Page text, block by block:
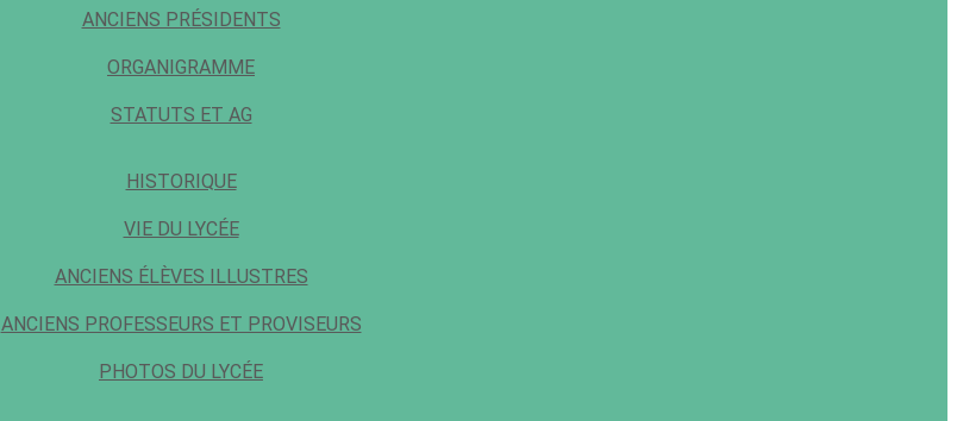
ANCIENS PRÉSIDENTS
ORGANIGRAMME
STATUTS ET AG
HISTORIQUE
VIE DU LYCÉE
ANCIENS ÉLÈVES ILLUSTRES
ANCIENS PROFESSEURS ET PROVISEURS
PHOTOS DU LYCÉE